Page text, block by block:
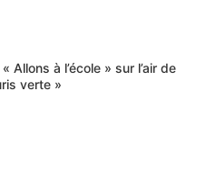
Allons à l’école » sur l’air de
verte »